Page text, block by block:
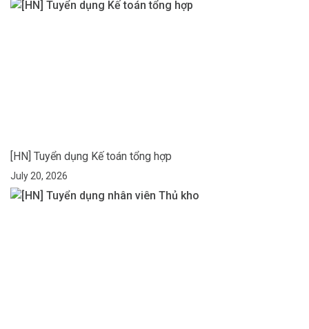
[HN] Tuyển dụng Kế toán tổng hợp
July 20, 2026